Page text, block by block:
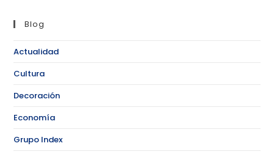
Blog
Actualidad
Cultura
Decoración
Economía
Grupo Index